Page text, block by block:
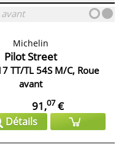
Michelin
Pilot Street
TT/TL 54S M/C, Roue
avant
91,07€
Détails